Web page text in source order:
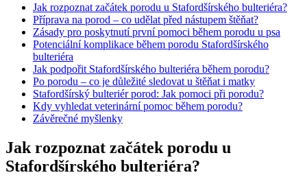
Jak rozpoznat začátek porodu u Stafordšírského bulteriéra?
Příprava na porod – co udělat před nástupem štěňat?
Zásady pro poskytnutí první pomoci během porodu u psa
Potenciální komplikace během porodu Stafordšírského
bulteriéra
Jak podpořit Stafordšírského bulteriéra během porodu?
Po porodu – co je důležité sledovat u štěňat i matky
Stafordšírský bulteriér porod: Jak pomoci při porodu?
Kdy vyhledat veterinární pomoc během porodu?
Závěrečné myšlenky
Jak rozpoznat začátek porodu u
Stafordšírského bulteriéra?